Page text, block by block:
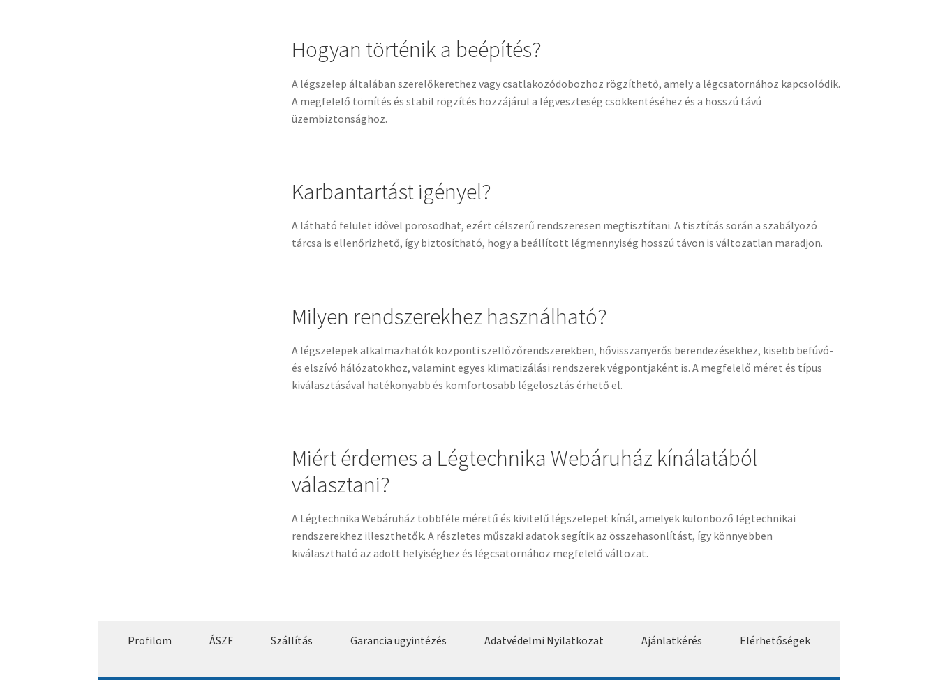
Hogyan történik a beépítés?
A légszelep általában szerelőkerethez vagy csatlakozódobozhoz rögzíthető, amely a légcsatornához kapcsolódik.
A megfelelő tömítés és stabil rögzítés hozzájárul a légveszteség csökkentéséhez és a hosszú távú
üzembiztonsághoz.
Karbantartást igényel?
A látható felület idővel porosodhat, ezért célszerű rendszeresen megtisztítani. A tisztítás során a szabályozó
tárcsa is ellenőrizhető, így biztosítható, hogy a beállított légmennyiség hosszú távon is változatlan maradjon.
Milyen rendszerekhez használható?
A légszelepek alkalmazhatók központi szellőzőrendszerekben, hővisszanyerős berendezésekhez, kisebb befúvó-
és elszívó hálózatokhoz, valamint egyes klimatizálási rendszerek végpontjaként is. A megfelelő méret és típus
kiválasztásával hatékonyabb és komfortosabb légelosztás érhető el.
Miért érdemes a Légtechnika Webáruház kínálatából
választani?
A Légtechnika Webáruház többféle méretű és kivitelű légszelepet kínál, amelyek különböző légtechnikai
rendszerekhez illeszthetők. A részletes műszaki adatok segítik az összehasonlítást, így könnyebben
kiválasztható az adott helyiséghez és légcsatornához megfelelő változat.
Profilom ÁSZF Szállítás Garancia ügyintézés Adatvédelmi Nyilatkozat Ajánlatkérés Elérhetőségek